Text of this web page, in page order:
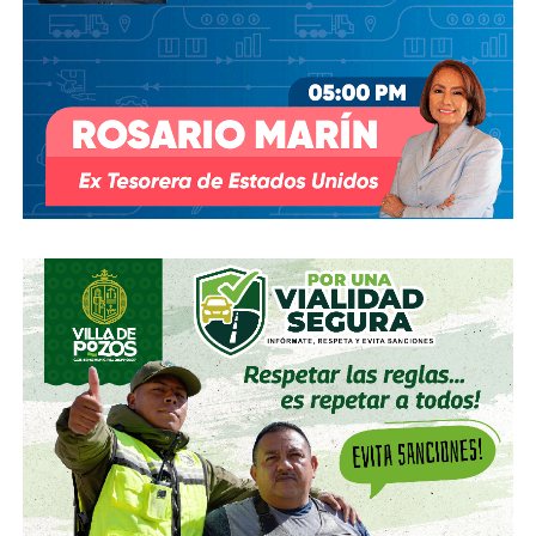
consagrada también en laCorte Interamericana de los
Derechos Humanos. Lean sobre el Sistema de
Protección Dual y el estándar de la Malicia Efectiva que
ustedes ven en cada nota u opinión contraria a sus
voluntades.
Les aseguro que hay términos y sentencias que ustedes
no conocen pero ni por equivocación. Por favor no tomen
para satisfacer su necesidad de aprobación post-
berrinche.
Ya dejen la narrativa de víctimas, y por último,
si a su jefe
de prensa le tienen prohibido hablar con los medios
críticos ¿para qué demonios lo quieren? Si no les
puede resolver en menos de 24 horas la aclaración de una
nota equivocada¿para qué lo quieren?Si no son
capaces de solicitar el derecho de réplica como lo marca
la Ley antes de emprender una campaña de descrédito